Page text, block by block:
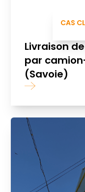
CAS
Livraison
par
(Savoie)